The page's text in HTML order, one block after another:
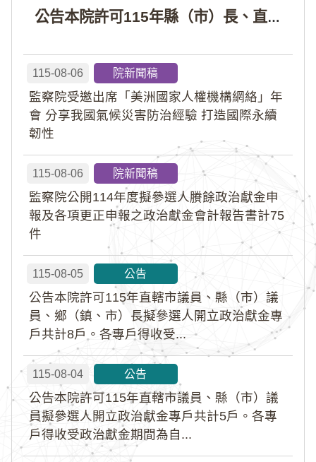
公告本院許可115年縣（市）長、直轄市議員、縣（市）議員擬參選人開立政治獻金專戶共計4戶。各專戶得收受政治獻金期間為自專戶許可設立日起至115年11月27日止，專戶名冊詳如附件。
115-08-06 院新聞稿
監察院受邀出席「美洲國家人權機構網絡」年
會 分享我國氣候災害防治經驗 打造國際永續
韌性
115-08-06 院新聞稿
監察院公開114年度擬參選人賸餘政治獻金申
報及各項更正申報之政治獻金會計報告書計75
件
115-08-05 公告
公告本院許可115年直轄市議員、縣（市）議
員、鄉（鎮、市）長擬參選人開立政治獻金專
戶共計8戶。各專戶得收受...
115-08-04 公告
公告本院許可115年直轄市議員、縣（市）議
員擬參選人開立政治獻金專戶共計5戶。各專
戶得收受政治獻金期間為自...